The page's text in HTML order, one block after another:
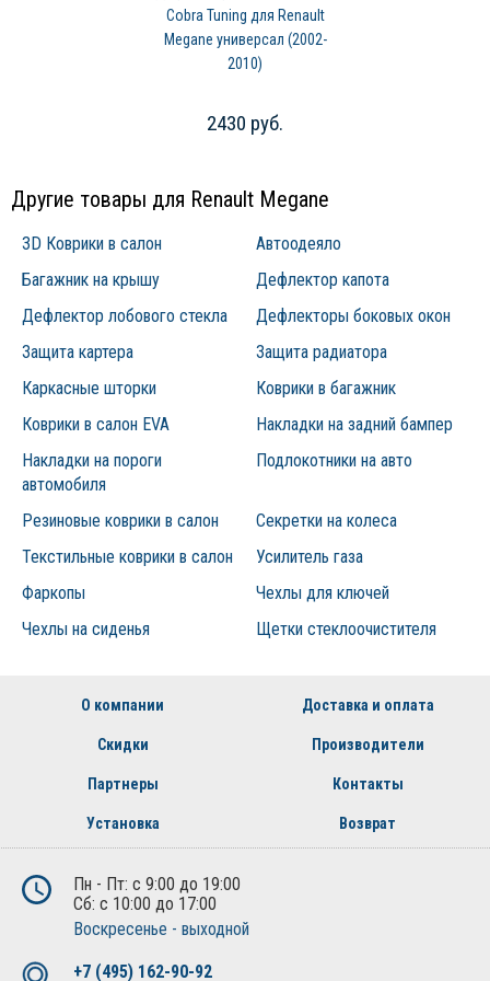
Cobra Tuning для Renault
Megane универсал (2002-
2010)
2430 руб.
Другие товары для Renault Megane
3D Коврики в салон
Автоодеяло
Багажник на крышу
Дефлектор капота
Дефлектор лобового стекла
Дефлекторы боковых окон
Защита картера
Защита радиатора
Каркасные шторки
Коврики в багажник
Коврики в салон EVA
Накладки на задний бампер
Накладки на пороги
автомобиля
Подлокотники на авто
Резиновые коврики в салон
Секретки на колеса
Текстильные коврики в салон
Усилитель газа
Фаркопы
Чехлы для ключей
Чехлы на сиденья
Щетки стеклоочистителя
О компании Доставка и оплата
Скидки Производители
Партнеры Контакты
Установка Возврат
Пн - Пт: с 9:00 до 19:00
Сб: с 10:00 до 17:00
Воскресенье - выходной
+7 (495) 162-90-92